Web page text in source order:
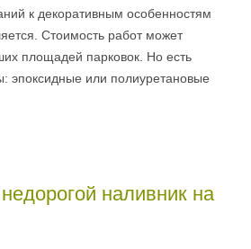
к декоративным особенностям
Стоимость работ может
площадей парковок. Но есть
эпоксидные или полиуретановые
наливник на